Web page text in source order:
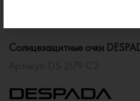
Солнцезащитные очки